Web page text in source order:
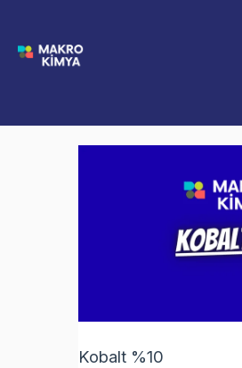
Kobalt %10